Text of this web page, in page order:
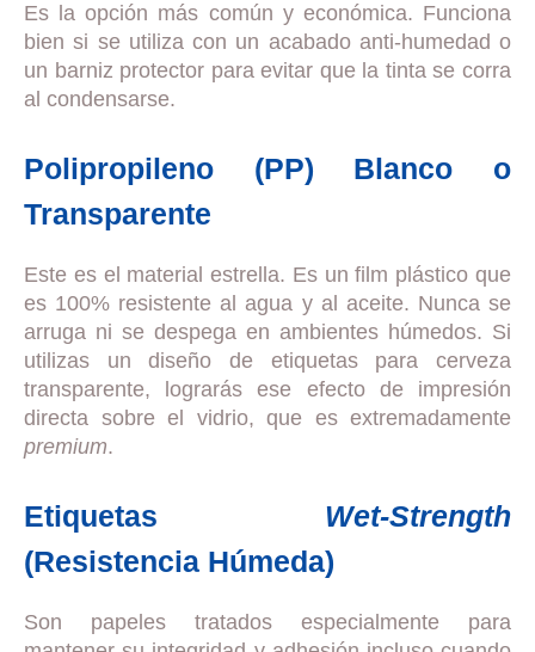
Es la opción más común y económica. Funciona
bien si se utiliza con un acabado anti-humedad o
un barniz protector para evitar que la tinta se corra
al condensarse.
Polipropileno (PP) Blanco o
Transparente
Este es el material estrella. Es un film plástico que
es 100% resistente al agua y al aceite. Nunca se
arruga ni se despega en ambientes húmedos. Si
utilizas un diseño de etiquetas para cerveza
transparente, lograrás ese efecto de impresión
directa sobre el vidrio, que es extremadamente
premium.
Etiquetas Wet-Strength
(Resistencia Húmeda)
Son papeles tratados especialmente para